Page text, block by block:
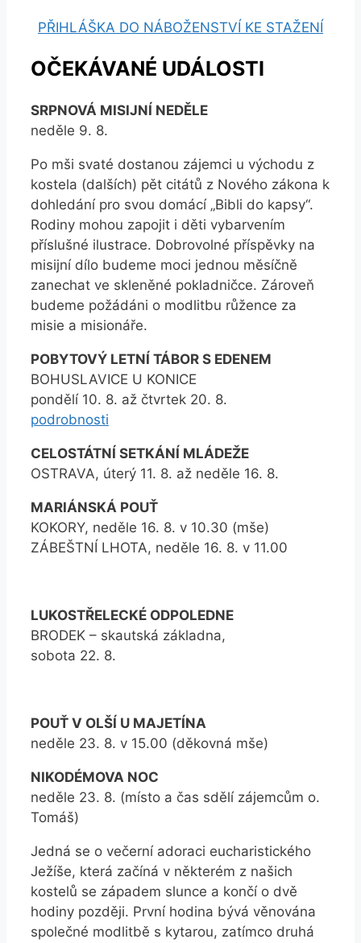
PŘIHLÁŠKA DO NÁBOŽENSTVÍ KE STAŽENÍ
OČEKÁVANÉ UDÁLOSTI
SRPNOVÁ MISIJNÍ NEDĚLE
neděle 9. 8.
Po mši svaté dostanou zájemci u východu z
kostela (dalších) pět citátů z Nového zákona k
dohledání pro svou domácí „Bibli do kapsy“.
Rodiny mohou zapojit i děti vybarvením
příslušné ilustrace. Dobrovolné příspěvky na
misijní dílo budeme moci jednou měsíčně
zanechat ve skleněné pokladničce. Zároveň
budeme požádáni o modlitbu růžence za
misie a misionáře.
POBYTOVÝ LETNÍ TÁBOR S EDENEM
BOHUSLAVICE U KONICE
pondělí 10. 8. až čtvrtek 20. 8.
podrobnosti
CELOSTÁTNÍ SETKÁNÍ MLÁDEŽE
OSTRAVA, úterý 11. 8. až neděle 16. 8.
MARIÁNSKÁ POUŤ
KOKORY, neděle 16. 8. v 10.30 (mše)
ZÁBEŠTNÍ LHOTA, neděle 16. 8. v 11.00
LUKOSTŘELECKÉ ODPOLEDNE
BRODEK – skautská základna,
sobota 22. 8.
POUŤ V OLŠÍ U MAJETÍNA
neděle 23. 8. v 15.00 (děkovná mše)
NIKODÉMOVA NOC
neděle 23. 8. (místo a čas sdělí zájemcům o.
Tomáš)
Jedná se o večerní adoraci eucharistického
Ježíše, která začíná v některém z našich
kostelů se západem slunce a končí o dvě
hodiny později. První hodina bývá věnována
společné modlitbě s kytarou, zatímco druhá